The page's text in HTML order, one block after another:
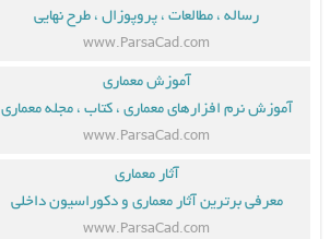
رساله ، مطالعات ، پروپوزال ، طرح نهایی
www.ParsaCad.com
آموزش معماری
آموزش نرم افزارهای معماری ، کتاب ، مجله معماری
www.ParsaCad.com
آثار معماری
معرفی برترین آثار معماری و دکوراسیون داخلی
www.ParsaCad.com